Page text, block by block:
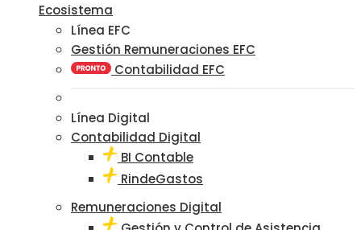
Ecosistema
Línea EFC
Gestión Remuneraciones EFC
Contabilidad EFC
Línea Digital
Contabilidad Digital
BI Contable
RindeGastos
Remuneraciones Digital